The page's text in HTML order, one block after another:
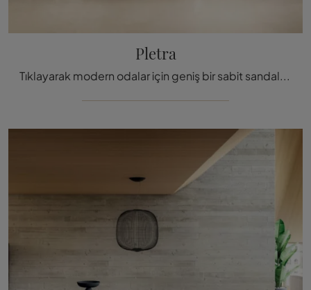
Pletra
Tıklayarak modern odalar için geniş bir sabit sandalye yelpazesi keşfedin: Lago'nun Pletra modeli sizi bek